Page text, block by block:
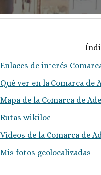
Enlaces de interés
Qué ver en la Comarca de
Mapa de la Comarca de
Rutas wikiloc
Vídeos de la Comarca de
Mis fotos geolocalizadas